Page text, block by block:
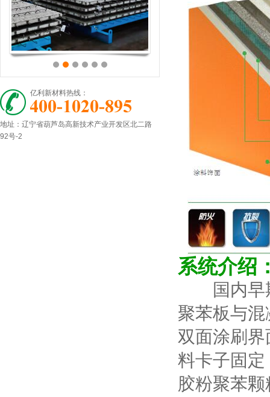
亿利新材料热线：
地址：辽宁省葫芦岛高新技术产业开发区北二路
92号-2
系统介绍
国内早期
聚苯板与
双面涂刷
料卡子固
胶粉聚苯